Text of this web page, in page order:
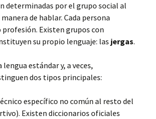
determinadas por el grupo social al
de hablar. Cada persona
profesión. Existen grupos con
su propio lenguaje: las jergas.
estándar y, a veces,
dos tipos principales:
específico no común al resto del
Existen diccionarios oficiales